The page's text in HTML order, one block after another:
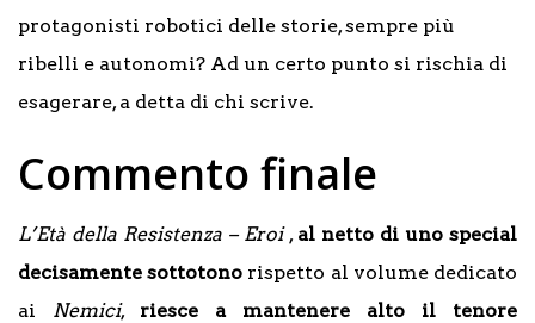
protagonisti robotici delle storie, sempre più
ribelli e autonomi? Ad un certo punto si rischia di
esagerare, a detta di chi scrive.
Commento finale
L’Età della Resistenza – Eroi , al netto di uno special
decisamente sottotono rispetto al volume dedicato
ai Nemici, riesce a mantenere alto il tenore